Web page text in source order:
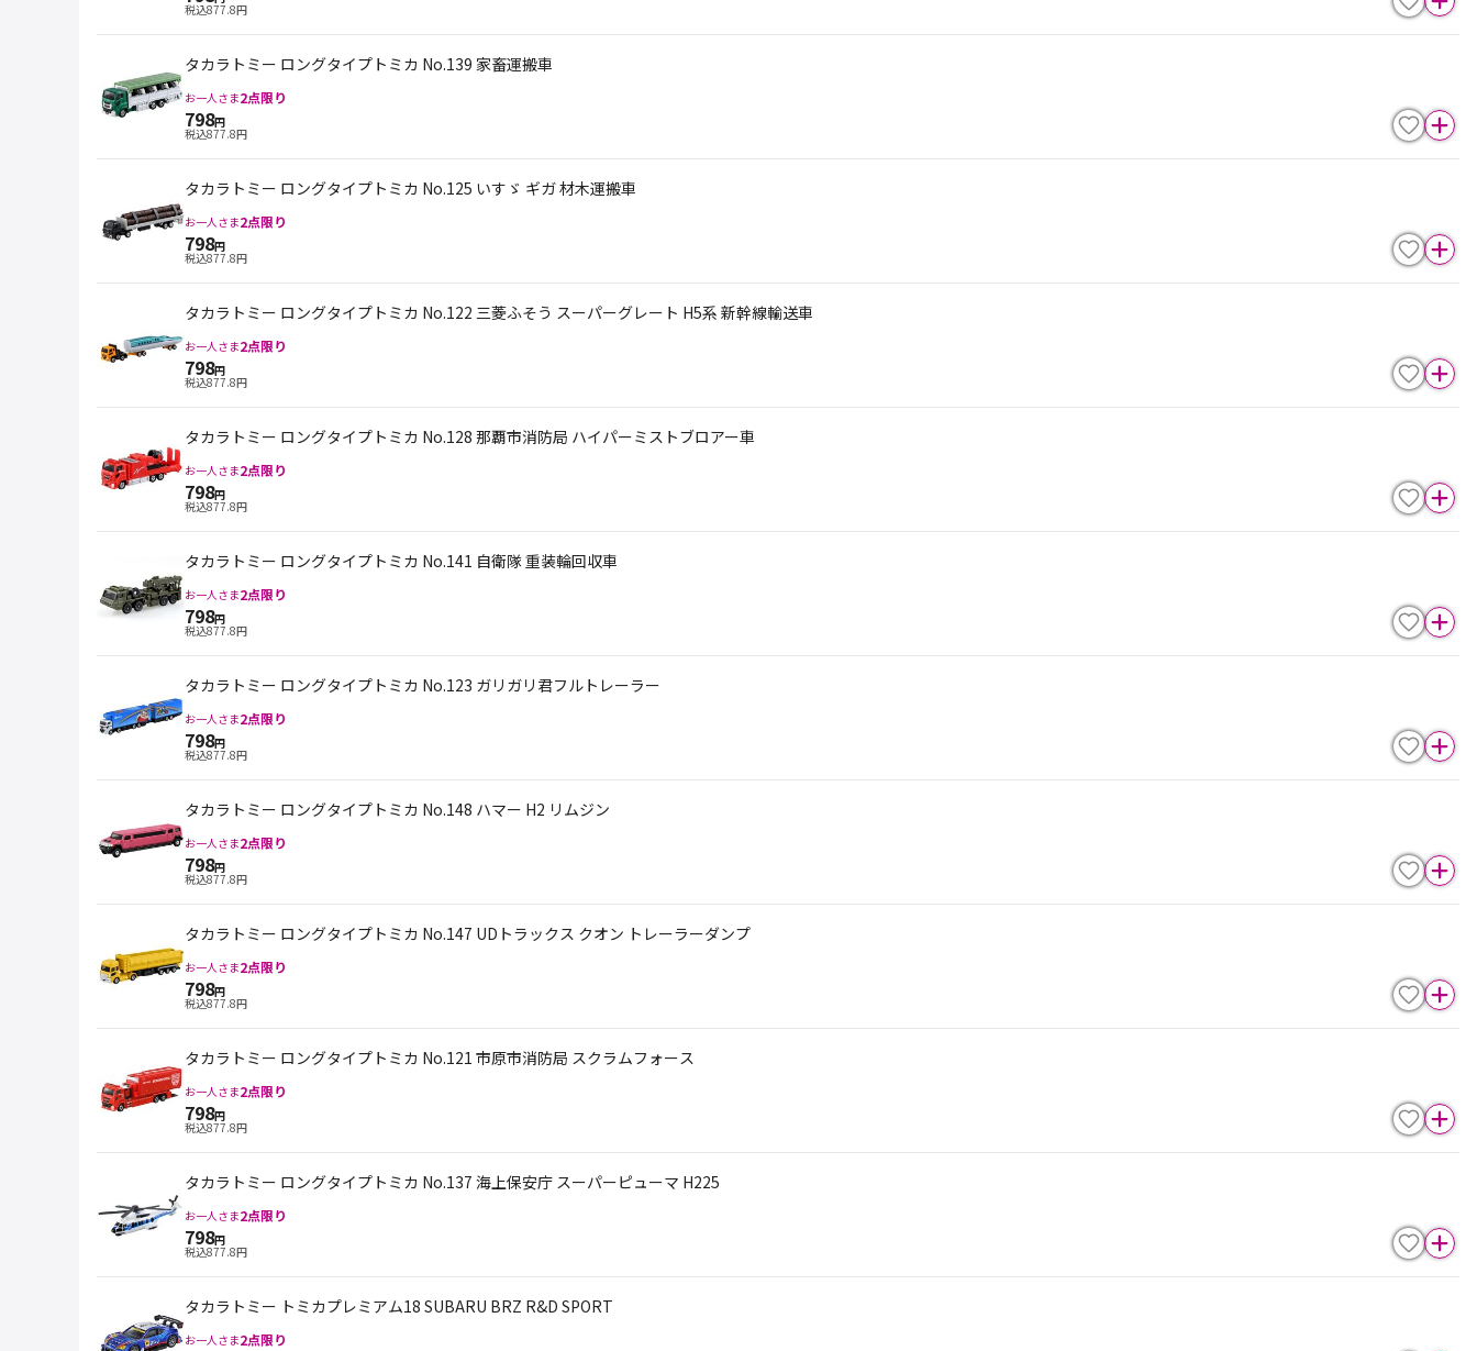
税込877.8円
タカラトミー ロングタイプトミカ No.139 家畜運搬車
お一人さま2点限り
798円
税込877.8円
タカラトミー ロングタイプトミカ No.125 いすゞ ギガ 材木運搬車
お一人さま2点限り
798円
税込877.8円
タカラトミー ロングタイプトミカ No.122 三菱ふそう スーパーグレート H5系 新幹線輸送車
お一人さま2点限り
798円
税込877.8円
タカラトミー ロングタイプトミカ No.128 那覇市消防局 ハイパーミストブロアー車
お一人さま2点限り
798円
税込877.8円
タカラトミー ロングタイプトミカ No.141 自衛隊 重装輪回収車
お一人さま2点限り
798円
税込877.8円
タカラトミー ロングタイプトミカ No.123 ガリガリ君フルトレーラー
お一人さま2点限り
798円
税込877.8円
タカラトミー ロングタイプトミカ No.148 ハマー H2 リムジン
お一人さま2点限り
798円
税込877.8円
タカラトミー ロングタイプトミカ No.147 UDトラックス クオン トレーラーダンプ
お一人さま2点限り
798円
税込877.8円
タカラトミー ロングタイプトミカ No.121 市原市消防局 スクラムフォース
お一人さま2点限り
798円
税込877.8円
タカラトミー ロングタイプトミカ No.137 海上保安庁 スーパーピューマ H225
お一人さま2点限り
798円
税込877.8円
タカラトミー トミカプレミアム18 SUBARU BRZ R&D SPORT
お一人さま2点限り